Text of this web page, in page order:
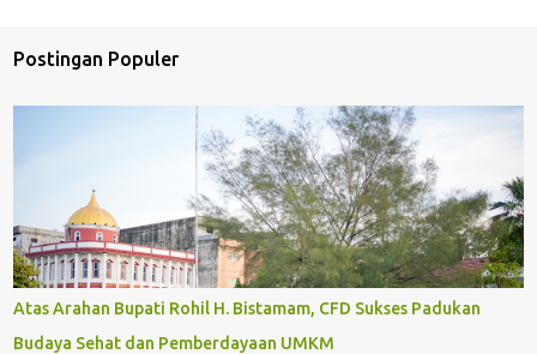
Postingan Populer
Atas Arahan Bupati Rohil H. Bistamam, CFD Sukses Padukan
Budaya Sehat dan Pemberdayaan UMKM